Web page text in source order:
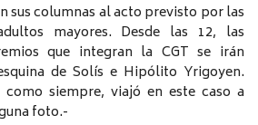
sus columnas al acto previsto por las
mayores. Desde las 12, las
que integran la CGT se irán
de Solís e Hipólito Yrigoyen.
siempre, viajó en este caso a
foto.-